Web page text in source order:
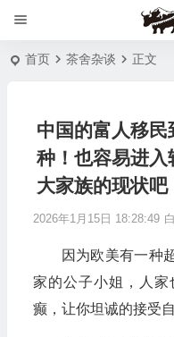
首页 茶舍杂谈 正文
中国的富人移
种！也容易进
大家族的现状吧
2026年1月15日 18:28:49
因为欧美有一种
家的公子小姐，人
癫，让你坦诚的接受